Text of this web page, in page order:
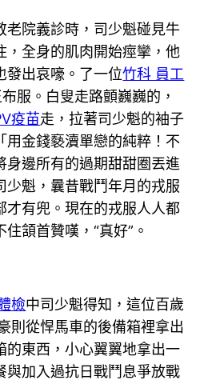
院義診時，司少魁碰見牛
，全身的肌肉開始痙攣，他
發出哀嚎。了一位竹科 員工
服。白叟走路顫巍巍的，
疫苗走，拉著司少魁的袖子
用金錢褻瀆單戀的純粹！不
身邊所有的過期甜甜圈丟進
少魁，曩昔戰鬥年月的戎服
才有兜。現在的戎服人人都
頷首贊嘆，“真好”。
檢中司少魁得知，這位百歲
則從悍馬車的後備箱裡拿出
的東西，小心翼翼地拿出一
與加入過抗日戰鬥息爭放戰